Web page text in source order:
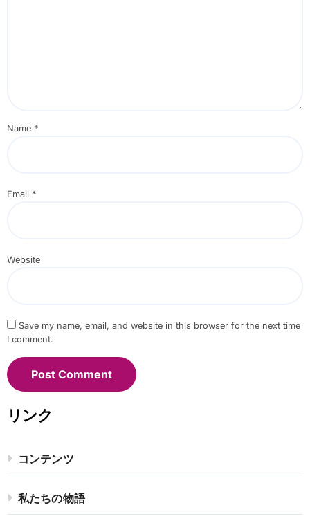
Name *
Email *
Website
Save my name, email, and website in this browser for the next time
I comment.
リンク
コンテンツ
私たちの物語